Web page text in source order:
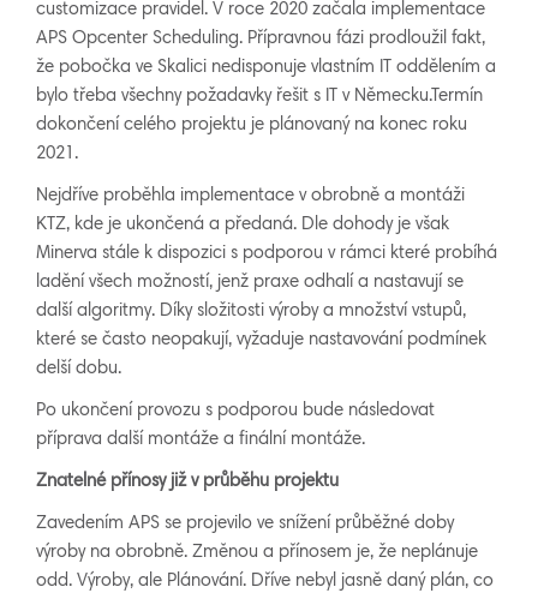
customizace pravidel. V roce 2020 začala implementace
APS Opcenter Scheduling. Přípravnou fázi prodloužil fakt,
že pobočka ve Skalici nedisponuje vlastním IT oddělením a
bylo třeba všechny požadavky řešit s IT v Německu.Termín
dokončení celého projektu je plánovaný na konec roku
2021.
Nejdříve proběhla implementace v obrobně a montáži
KTZ, kde je ukončená a předaná. Dle dohody je však
Minerva stále k dispozici s podporou v rámci které probíhá
ladění všech možností, jenž praxe odhalí a nastavují se
další algoritmy. Díky složitosti výroby a množství vstupů,
které se často neopakují, vyžaduje nastavování podmínek
delší dobu.
Po ukončení provozu s podporou bude následovat
příprava další montáže a finální montáže.
Znatelné přínosy již v průběhu projektu
Zavedením APS se projevilo ve snížení průběžné doby
výroby na obrobně. Změnou a přínosem je, že neplánuje
odd. Výroby, ale Plánování. Dříve nebyl jasně daný plán, co